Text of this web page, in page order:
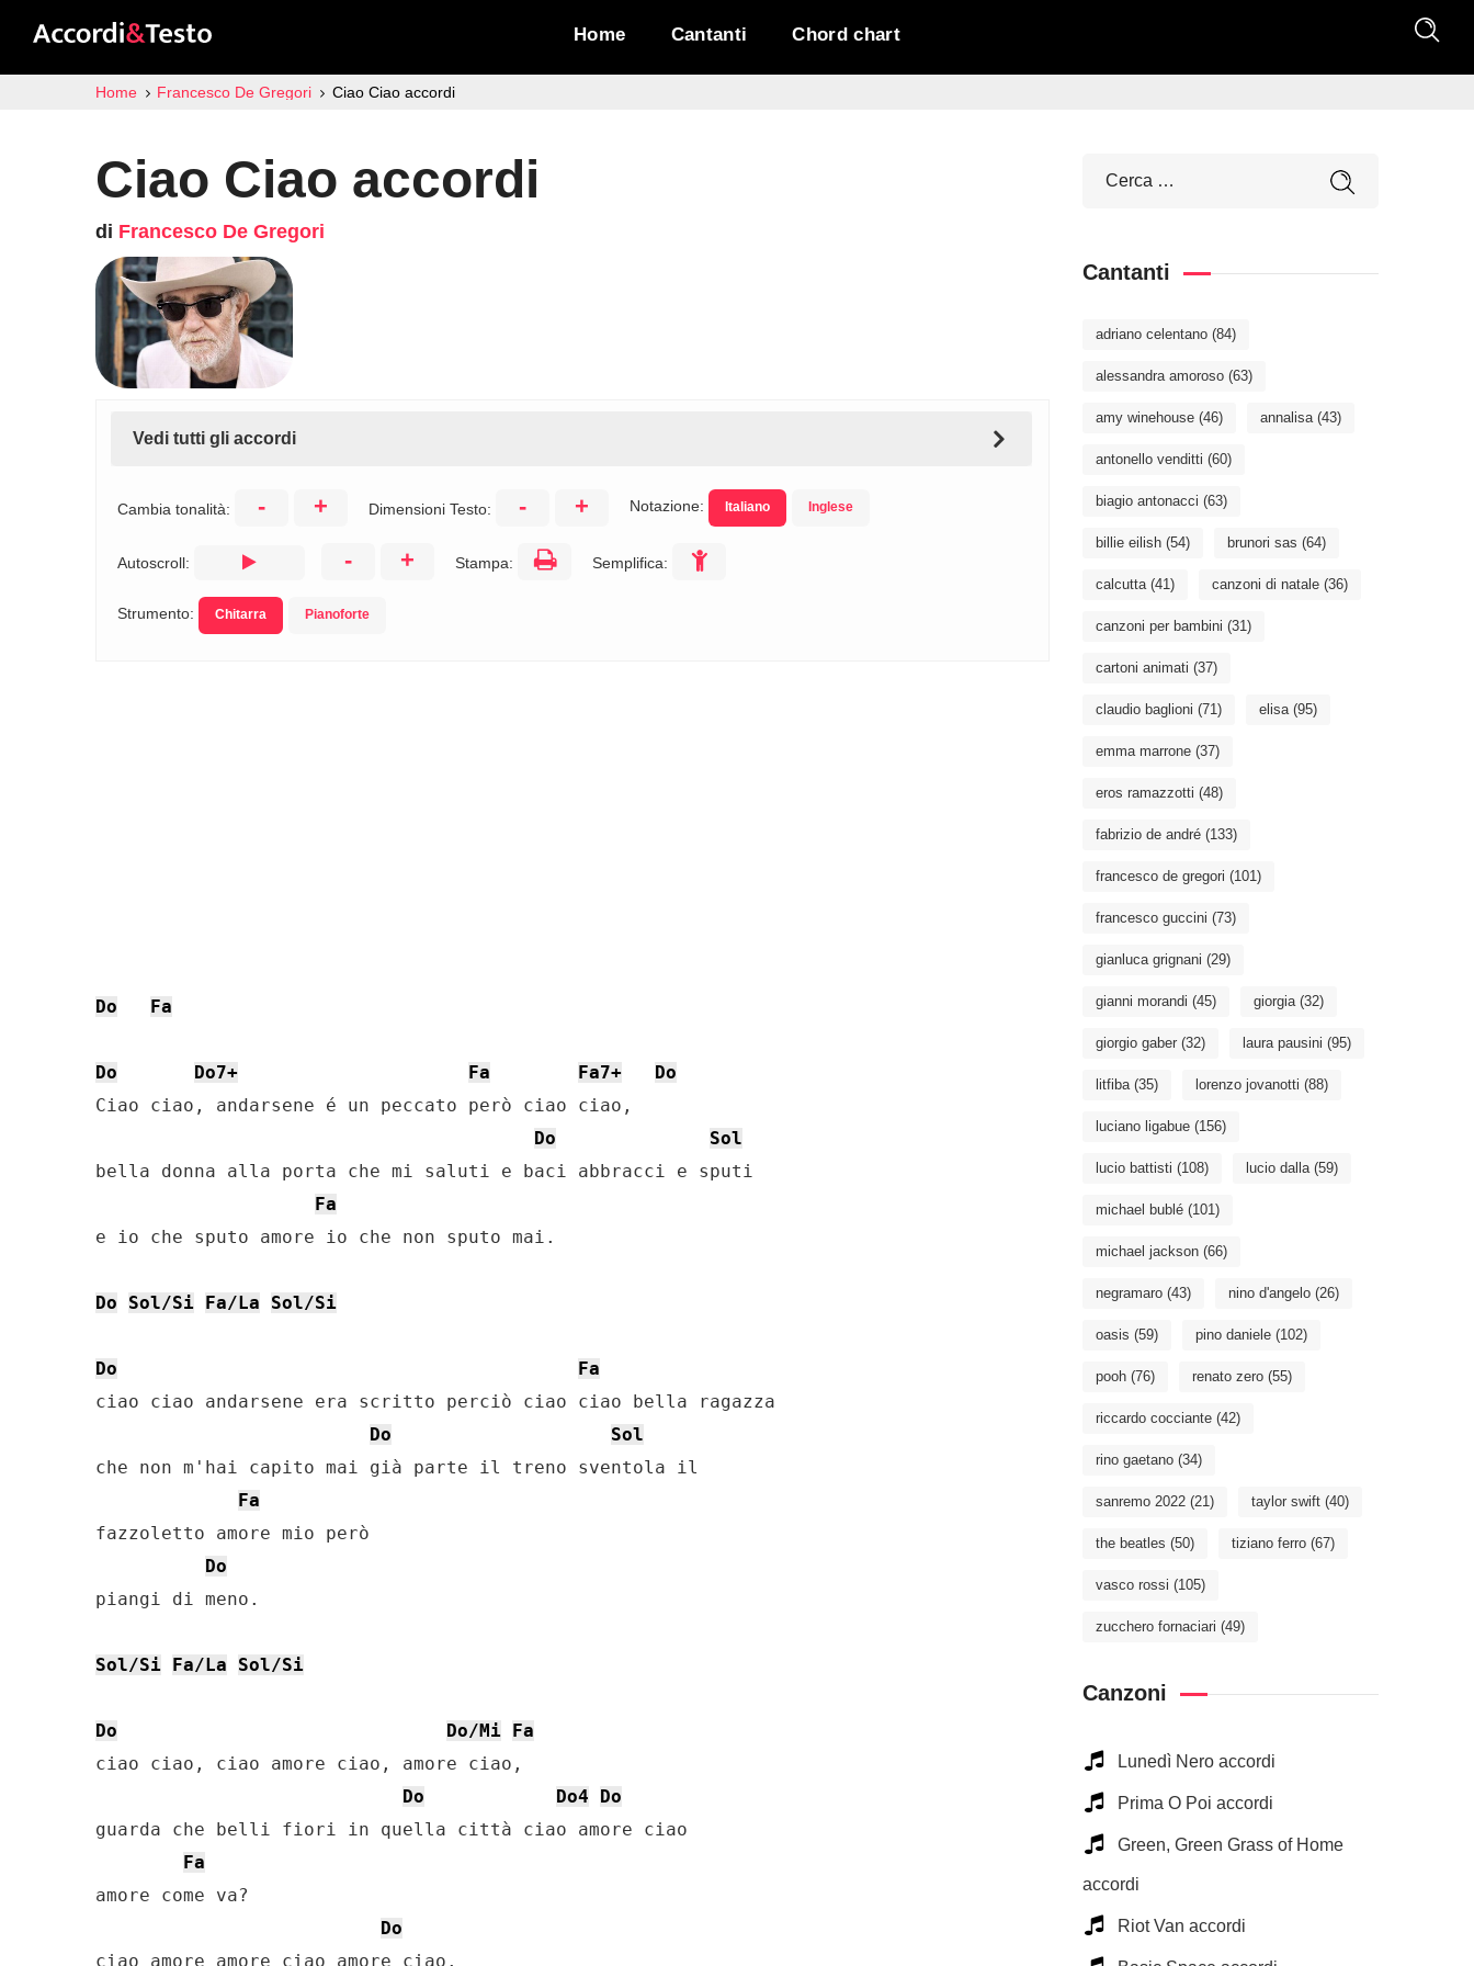
Home Cantanti Chord chart
Home Francesco De Gregori Ciao Ciao accordi
Ciao Ciao accordi
di Francesco De Gregori
Vedi tutti gli accordi
Cambia tonalità: - + Dimensioni Testo: - + Notazione: Italiano Inglese
Autoscroll: - + Stampa: Semplifica:
Strumento: Chitarra Pianoforte
Do Fa
Do Do7+ Fa Fa7+
Do
Ciao ciao, andarsene é un peccato però ciao ciao,
Do
Sol
bella donna alla porta che mi saluti e baci abbracci e sputi
Fa
e io che sputo amore io che non sputo mai.
Do Sol/Si Fa/La Sol/Si
Do
Fa
ciao ciao andarsene era scritto perciò ciao ciao bella ragazza
Do
Sol
che non m'hai capito mai già parte il treno sventola il
Fa
fazzoletto amore mio però
Do
piangi di meno.
Sol/Si Fa/La Sol/Si
Do Do/Mi Fa
ciao ciao, ciao amore ciao, amore ciao,
Do
Do4
Do
guarda che belli fiori in quella città ciao amore ciao
Fa
amore come va?
Do
ciao amore amore ciao amore ciao.
Cantanti
adriano celentano (84)
alessandra amoroso (63)
amy winehouse (46) annalisa(43)
antonello venditti (60)
biagio antonacci (63)
billie eilish (54) brunori sas (64)
calcutta(41) canzoni di natale (36)
canzoni per bambini (31)
cartoni animati (37)
claudio baglioni (71) elisa(95)
emma marrone (37)
eros ramazzotti (48)
fabrizio de andré (133)
francesco de gregori (101)
francesco guccini (73)
gianluca grignani (29)
gianni morandi (45) giorgia(32)
giorgio gaber (32) laura pausini (95)
litfiba(35) lorenzo jovanotti (88)
luciano ligabue (156)
lucio battisti (108) lucio dalla(59)
michael bublé (101)
michael jackson (66)
negramaro (43) nino d'angelo (26)
oasis (59) pino daniele (102)
pooh (76) renato zero (55)
riccardo cocciante (42)
rino gaetano (34)
sanremo 2022 (21) taylor swift (40)
the beatles (50) tiziano ferro (67)
vasco rossi (105)
zucchero fornaciari (49)
Canzoni
Lunedì Nero accordi
Prima O Poi accordi
Green, Green Grass of Home
accordi
Riot Van accordi